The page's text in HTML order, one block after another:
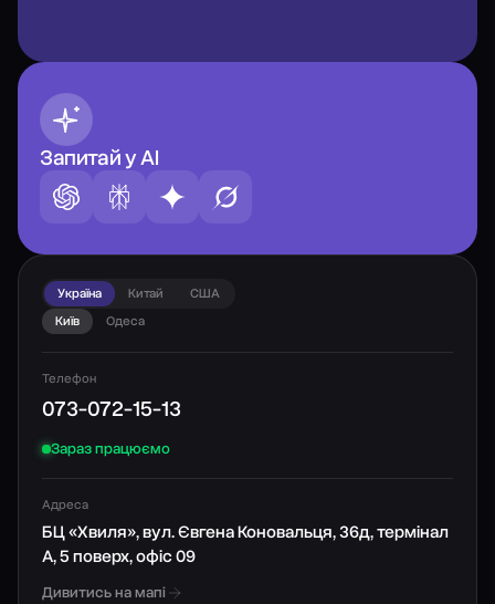
Запитай у AI
Україна Китай
США
Київ
Одеса
Телефон
073-072-15-13
Зараз працюємо
Адреса
БЦ «Хвиля», вул. Євгена Коновальця, 36д, термінал
А, 5 поверх, офіс 09
Дивитись на мапі